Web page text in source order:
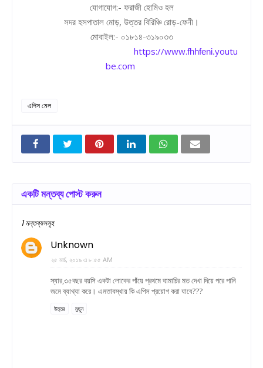
যোগাযোগ:- ফরাজী হোমিও হল
সদর হসপাতাল মোড়, উত্তর বিরিঞ্চি রোড়-ফেনী ।
মোবাইল:- ০১৮১৪-৩১৯০৩৩
https://www.fhhfeni.youtu
be.com
এপিস মেল
একটি মন্তব্য পোস্ট করুন
1 মন্তব্যসমূহ
Unknown
২৫ মার্চ, ২০১৯ এ ৮:৫৫ AM
স্যার,৩৫বছর বয়সি একটা লোকের পাঁয়ে প্রথমে ঘামাচির মত দেখা দিয়ে পরে পানি
জমে ব্যাথ্যা করে। এমতাবস্থায় কি এপিস প্রয়োগ করা যাবে???
উত্তর মুছুন